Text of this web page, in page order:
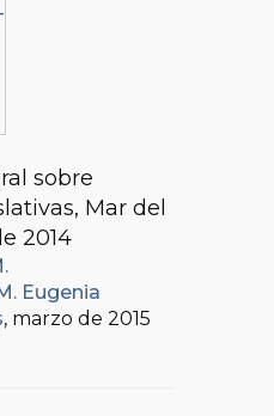
sobre
Mar del
2014
Eugenia
, marzo de 2015